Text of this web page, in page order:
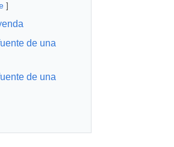
]
de una
de una